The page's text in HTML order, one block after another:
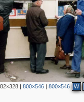
|800×546 |800×546 W